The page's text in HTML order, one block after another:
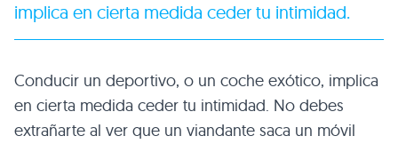
implica en cierta medida ceder tu intimidad.
Conducir un deportivo, o un coche exótico, implica
en cierta medida ceder tu intimidad. No debes
extrañarte al ver que un viandante saca un móvil